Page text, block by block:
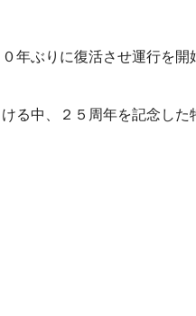
年ぶりに復活させ運行を開
る中、２５周年を記念した